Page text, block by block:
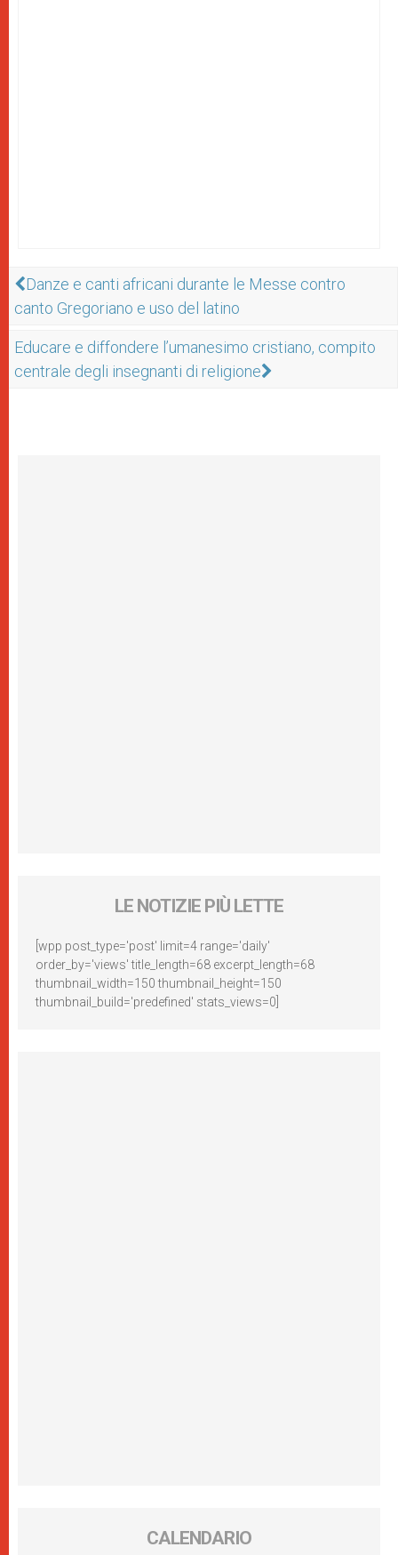
Danze e canti africani durante le Messe contro
canto Gregoriano e uso del latino
Educare e diffondere l’umanesimo cristiano, compito
centrale degli insegnanti di religione
LE NOTIZIE PIÙ LETTE
[wpp post_type='post' limit=4 range='daily'
order_by='views' title_length=68 excerpt_length=68
thumbnail_width=150 thumbnail_height=150
thumbnail_build='predefined' stats_views=0]
CALENDARIO